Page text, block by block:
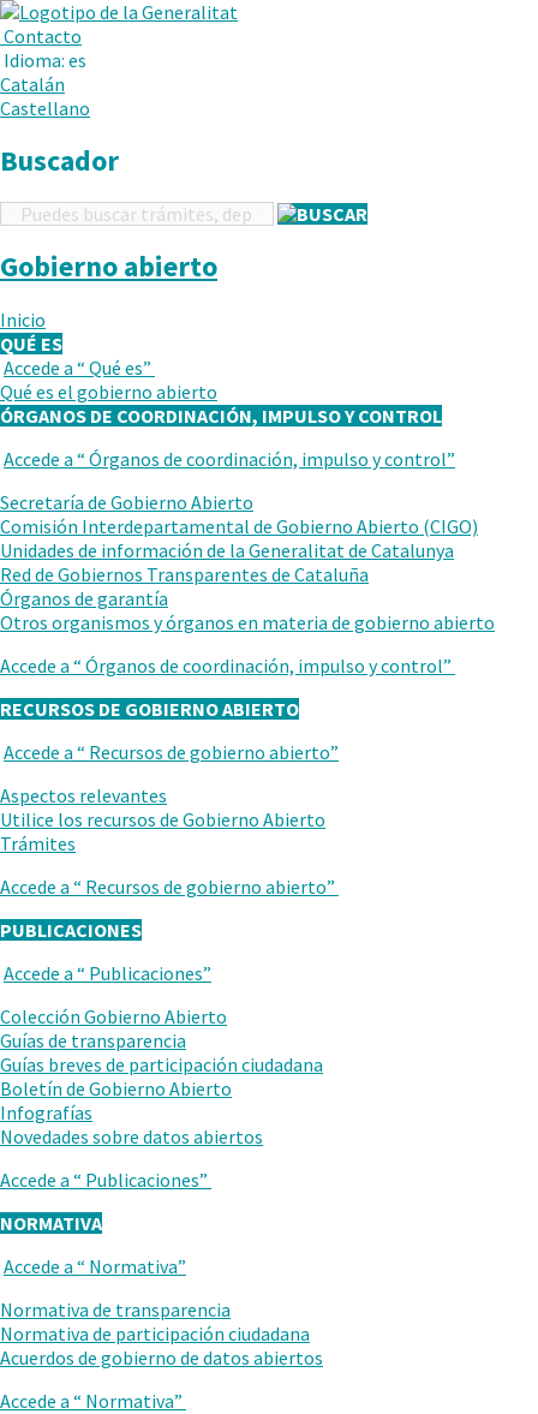
.
Abrir
en
una
nueva
Menú
Contacto
Idioma: es
Catalán
Castellano
Buscador
Gobierno abierto
Inicio
QUÉ ES
VUELVE
AL
NIVEL
ANTERIOR
Accede a “ Qué es”
Qué es el gobierno abierto
ÓRGANOS DE COORDINACIÓN, IMPULSO Y CONTROL
VUELVE
AL
NIVEL
ANTERIOR
Accede a “ Órganos de coordinación, impulso y control”
Secretaría de Gobierno Abierto
Comisión Interdepartamental de Gobierno Abierto (CIGO)
Unidades de información de la Generalitat de Catalunya
Red de Gobiernos Transparentes de Cataluña
Órganos de garantía
Otros organismos y órganos en materia de gobierno abierto
Accede a “ Órganos de coordinación, impulso y control”
RECURSOS DE GOBIERNO ABIERTO
VUELVE
AL
NIVEL
ANTERIOR
Accede a “ Recursos de gobierno abierto”
Aspectos relevantes
Utilice los recursos de Gobierno Abierto
Trámites
Accede a “ Recursos de gobierno abierto”
PUBLICACIONES
VUELVE
AL
NIVEL
ANTERIOR
Accede a “ Publicaciones”
Colección Gobierno Abierto
Guías de transparencia
Guías breves de participación ciudadana
Boletín de Gobierno Abierto
Infografías
Novedades sobre datos abiertos
Accede a “ Publicaciones”
NORMATIVA
VUELVE
AL
NIVEL
ANTERIOR
Accede a “ Normativa”
Normativa de transparencia
Normativa de participación ciudadana
Acuerdos de gobierno de datos abiertos
Accede a “ Normativa”